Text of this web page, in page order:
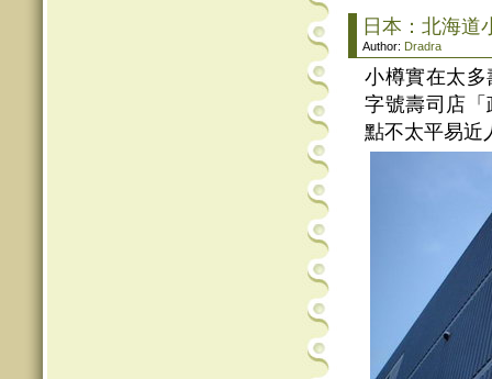
日本：北海道
Author: Dradra
小樽實在太
字號壽司店
點不太平易近